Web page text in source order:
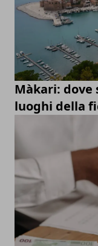
Màkari: dove
luoghi della